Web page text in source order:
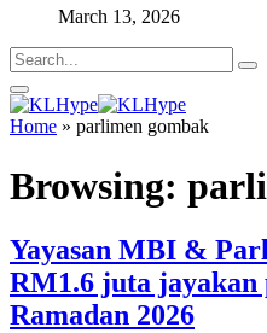
March 13, 2026
Home » parlimen gombak
Browsing:
Yayasan MBI &
RM1.6 juta
Ramadan 2026